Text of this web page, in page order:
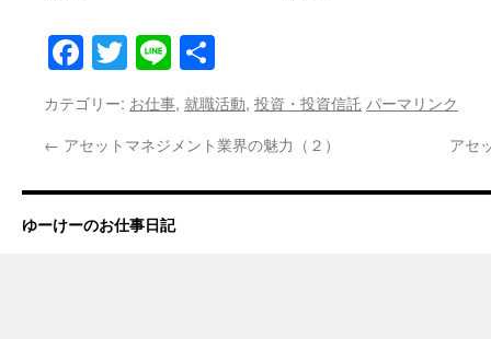
Facebook
Twitter
Line
有
カテゴリー: お仕事, 就職活動, 投資・投資信託 パーマリンク
← アセットマネジメント業界の魅力（２） アセ
ゆーけーのお仕事日記